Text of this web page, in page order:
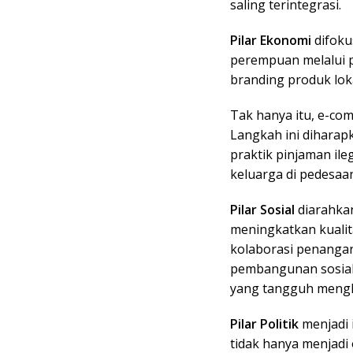
saling terintegrasi.
Pilar Ekonomi
perempuan melalui
branding produk
Tak hanya itu, e-
Langkah ini
praktik pinjaman
keluarga di
Pilar Sosial
meningkatkan
kolaborasi
pembangunan
yang tangguh
Pilar Politik
tidak hanya